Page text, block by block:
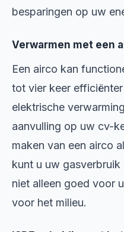
besparingen op uw
Verwarmen met een
Een airco kan
tot vier keer
elektrische
aanvulling op uw cv-
maken van een airco
kunt u uw
niet alleen goed voor
voor het milieu.